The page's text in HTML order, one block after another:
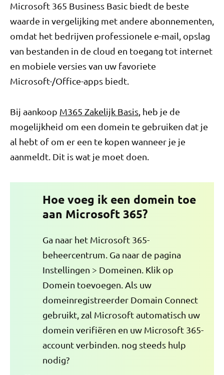
Microsoft 365 Business Basic biedt de beste
waarde in vergelijking met andere abonnementen,
omdat het bedrijven professionele e-mail, opslag
van bestanden in de cloud en toegang tot internet
en mobiele versies van uw favoriete
Microsoft-/Office-apps biedt.
Bij aankoop M365 Zakelijk Basis , heb je de
mogelijkheid om een ​​domein te gebruiken dat je
al hebt of om er een te kopen wanneer je je
aanmeldt. Dit is wat je moet doen.
Hoe voeg ik een domein toe
aan Microsoft 365?
Ga naar het Microsoft 365-
beheercentrum. Ga naar de pagina
Instellingen > Domeinen. Klik op
Domein toevoegen. Als uw
domeinregistreerder Domain Connect
gebruikt, zal Microsoft automatisch uw
domein verifiëren en uw Microsoft 365-
account verbinden. nog steeds hulp
nodig?